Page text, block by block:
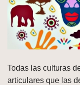
Todas las culturas
articulares que las